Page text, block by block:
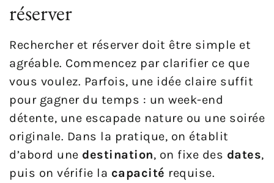
réserver
Rechercher et réserver doit être simple et
agréable. Commencez par clarifier ce que
vous voulez. Parfois, une idée claire suffit
pour gagner du temps : un week-end
détente, une escapade nature ou une soirée
originale. Dans la pratique, on établit
d’abord une destination, on fixe des dates,
puis on vérifie la capacité requise.